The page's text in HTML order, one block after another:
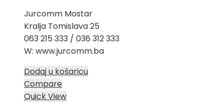
Jurcomm Mostar
Kralja Tomislava 25
063 215 333 / 036 312 333
W: www.jurcomm.ba
Dodaj u košaricu
Compare
Quick View